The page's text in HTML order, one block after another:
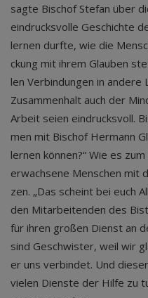
sag­te Bischof Ste­fan über
ein­drucks­vol­le Geschich­te
ler­nen durf­te, wie die
ckung mit ihrem Glau­ben
len Ver­bin­dun­gen in ande­re
Zusam­men­halt auch der
Arbeit sei­en ein­drucks­voll.
men mit Bischof Her­mann
ler­nen kön­nen?“ Wie es
erwach­se­ne Men­schen mit
zen. ​„Das scheint bei euch
den Mit­ar­bei­ten­den des
für ihren gro­ßen Dienst an
sind Geschwis­ter, weil wir
er uns ver­bin­det. Und
vie­len Diens­te der Hil­fe zu